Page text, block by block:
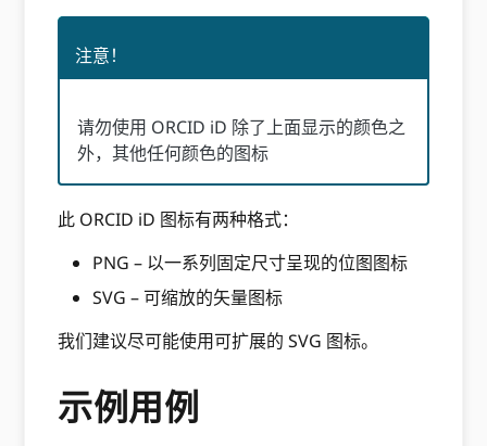
注意！
请勿使用 ORCID iD 除了上面显示的颜色之
外，其他任何颜色的图标
此 ORCID iD 图标有两种格式：
PNG – 以一系列固定尺寸呈现的位图图标
SVG – 可缩放的矢量图标
我们建议尽可能使用可扩展的 SVG 图标。
示例用例